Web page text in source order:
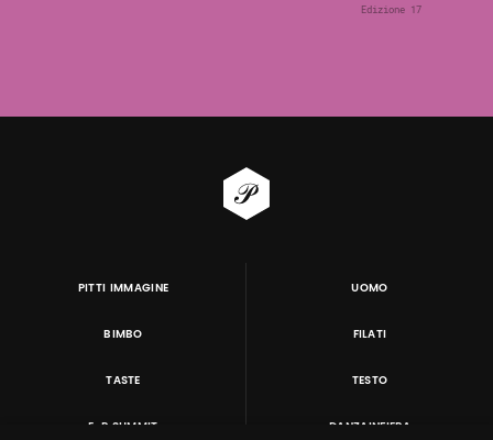
Edizione 17
PITTI IMMAGINE UOMO
BIMBO FILATI
TASTE TESTO
E-P SUMMIT DANZAINFIERA